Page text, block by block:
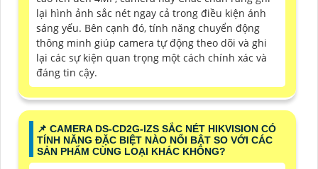
lại hình ảnh sắc nét ngay cả trong điều kiện ánh
sáng yếu. Bên cạnh đó, tính năng chuyển động
thông minh giúp camera tự động theo dõi và ghi
lại các sự kiện quan trọng một cách chính xác và
đáng tin cậy.
📌 CAMERA DS-CD2G-IZS SẮC NÉT HIKVISION CÓ
TÍNH NĂNG ĐẶC BIỆT NÀO NỔI BẬT SO VỚI CÁC
SẢN PHẨM CÙNG LOẠI KHÁC KHÔNG?